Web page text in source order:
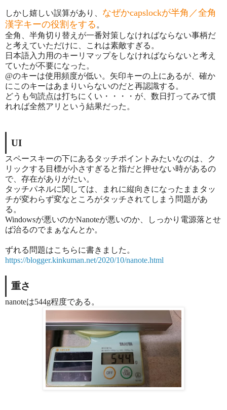
しかし嬉しい誤算があり、 なぜかcapslockが半角／全角
漢字キーの役割をする 。
全角、半角切り替えが一番対策しなければならない事柄だ
と考えていただけに、これは素敵すぎる。
日本語入力用のキーリマップをしなければならないと考え
ていたが不要になった。
@のキーは使用頻度が低い。矢印キーの上にあるが、確か
にこのキーはあまりいらないのだと再認識する。
どうも句読点は打ちにくい・・・・が、数日打ってみて慣
れれば全然アリという結果だった。
UI
スペースキーの下にあるタッチポイントみたいなのは、ク
リックする目標が小さすぎると指だと押せない時があるの
で、存在がありがたい。
タッチパネルに関しては、まれに縦向きになったままタッ
チが変わらず変なところがタッチされてしまう問題があ
る。
Windowsが悪いのかNanoteが悪いのか、しっかり電源落とせ
ば治るのでまぁなんとか。
ずれる問題はこちらに書きました。
https://blogger.kinkuman.net/2020/10/nanote.html
重さ
nanoteは544g程度である。